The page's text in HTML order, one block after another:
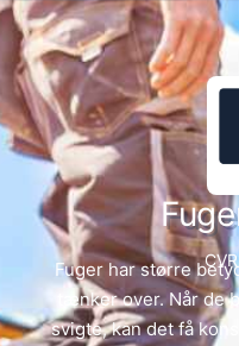
Fuger har større
tænker over. Når de
svigte, kan det få